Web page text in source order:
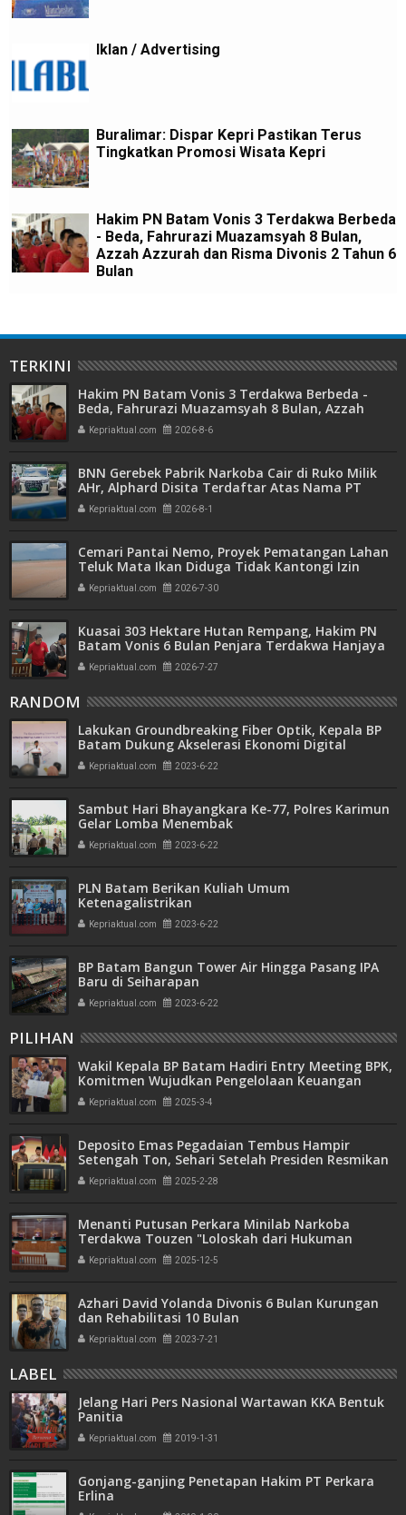
Iklan / Advertising
Buralimar: Dispar Kepri Pastikan Terus
Tingkatkan Promosi Wisata Kepri
Hakim PN Batam Vonis 3 Terdakwa Berbeda
- Beda, Fahrurazi Muazamsyah 8 Bulan,
Azzah Azzurah dan Risma Divonis 2 Tahun 6
Bulan
TERKINI
Hakim PN Batam Vonis 3 Terdakwa Berbeda -
Beda, Fahrurazi Muazamsyah 8 Bulan, Azzah
Azzurah dan Risma Divonis 2 Tahun 6 Bulan
Kepriaktual.com 2026-8-6
BNN Gerebek Pabrik Narkoba Cair di Ruko Milik
AHr, Alphard Disita Terdaftar Atas Nama PT
Mitra Usaha Properti
Kepriaktual.com 2026-8-1
Cemari Pantai Nemo, Proyek Pematangan Lahan
Teluk Mata Ikan Diduga Tidak Kantongi Izin
Amdal
Kepriaktual.com 2026-7-30
Kuasai 303 Hektare Hutan Rempang, Hakim PN
Batam Vonis 6 Bulan Penjara Terdakwa Hanjaya
Kepriaktual.com 2026-7-27
RANDOM
Lakukan Groundbreaking Fiber Optik, Kepala BP
Batam Dukung Akselerasi Ekonomi Digital
Kepriaktual.com 2023-6-22
Sambut Hari Bhayangkara Ke-77, Polres Karimun
Gelar Lomba Menembak
Kepriaktual.com 2023-6-22
PLN Batam Berikan Kuliah Umum
Ketenagalistrikan
Kepriaktual.com 2023-6-22
BP Batam Bangun Tower Air Hingga Pasang IPA
Baru di Seiharapan
Kepriaktual.com 2023-6-22
PILIHAN
Wakil Kepala BP Batam Hadiri Entry Meeting BPK,
Komitmen Wujudkan Pengelolaan Keuangan
Transparan dan Akuntabel
Kepriaktual.com 2025-3-4
Deposito Emas Pegadaian Tembus Hampir
Setengah Ton, Sehari Setelah Presiden Resmikan
Bank Emas
Kepriaktual.com 2025-2-28
Menanti Putusan Perkara Minilab Narkoba
Terdakwa Touzen "Loloskah dari Hukuman
Seumur Hidup atau Mati"
Kepriaktual.com 2025-12-5
Azhari David Yolanda Divonis 6 Bulan Kurungan
dan Rehabilitasi 10 Bulan
Kepriaktual.com 2023-7-21
LABEL
Jelang Hari Pers Nasional Wartawan KKA Bentuk
Panitia
Kepriaktual.com 2019-1-31
Gonjang-ganjing Penetapan Hakim PT Perkara
Erlina